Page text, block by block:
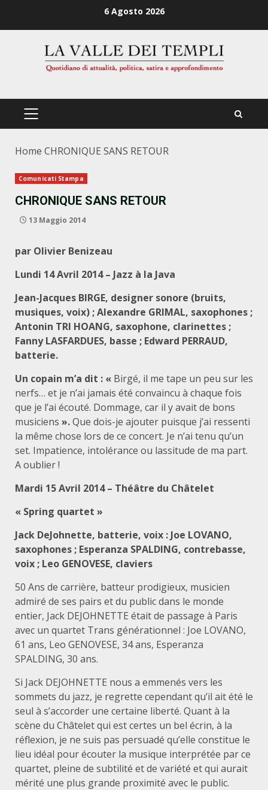
6 Agosto 2026
PRIMÄRES
Home CHRONIQUE SANS RETOUR
Comunicati Stampa
CHRONIQUE SANS RETOUR
13 Maggio 2014
par Olivier Benizeau
Lundi 14 Avril 2014 – Jazz à la Java
Jean-Jacques BIRGE, designer sonore (bruits,
musiques, voix) ; Alexandre GRIMAL, saxophones ;
Antonin TRI HOANG, saxophone, clarinettes ;
Fanny LASFARDUES, basse ; Edward PERRAUD,
batterie.
Un copain m’a dit : « Birgé, il me tape un peu sur les
nerfs… et je n’ai jamais été convaincu à chaque fois
que je l’ai écouté. Dommage, car il y avait de bons
musiciens ».Que dois-je ajouter puisque j’ai ressenti
la même chose lors de ce concert. Je n’ai tenu qu’un
set. Impatience, intolérance ou lassitude de ma part.
A oublier !
Mardi 15 Avril 2014 – Théâtre du Châtelet
« Spring quartet »
Jack DeJohnette, batterie, voix : Joe LOVANO,
saxophones ; Esperanza SPALDING, contrebasse,
voix ; Leo GENOVESE, claviers
50 Ans de carrière, batteur prodigieux, musicien
admiré de ses pairs et du public dans le monde
entier, Jack DEJOHNETTE était de passage à Paris
avec un quartet Trans générationnel : Joe LOVANO,
61 ans, Leo GENOVESE, 34 ans, Esperanza
SPALDING, 30 ans.
Si Jack DEJOHNETTE nous a emmenés vers les
sommets du jazz, je regrette cependant qu’il ait été le
seul à s’accorder une certaine liberté. Quant à la
scène du Châtelet qui est certes un bel écrin, à la
réflexion, je ne suis pas persuadé qu’elle constitue le
lieu idéal pour écouter la musique interprétée par ce
quartet, pleine de subtilité et de variété et qui aurait
mérité une plus grande proximité avec le public.